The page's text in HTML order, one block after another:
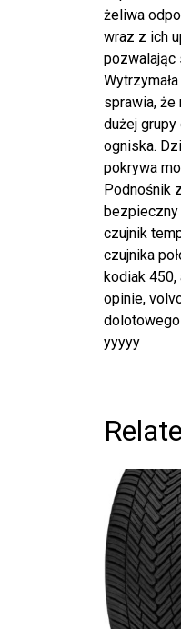
żeliwa
wraz z ich
pozwalając
sprawia, że
dużej grupy
ogniska.
pokrywa
Podnośnik
bezpieczny
czujnik
czujnika
kodiak
opinie,
dolotowego
yyyyy